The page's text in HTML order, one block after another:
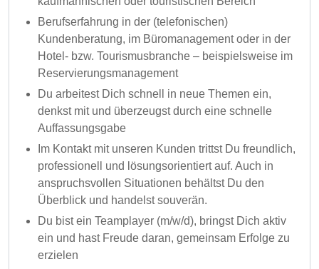
Berufserfahrung in der (telefonischen)
Kundenberatung, im Büromanagement oder in der
Hotel- bzw. Tourismusbranche – beispielsweise im
Reservierungsmanagement
Du arbeitest Dich schnell in neue Themen ein,
denkst mit und überzeugst durch eine schnelle
Auffassungsgabe
Im Kontakt mit unseren Kunden trittst Du freundlich,
professionell und lösungsorientiert auf. Auch in
anspruchsvollen Situationen behältst Du den
Überblick und handelst souverän.
Du bist ein Teamplayer (m/w/d), bringst Dich aktiv
ein und hast Freude daran, gemeinsam Erfolge zu
erzielen